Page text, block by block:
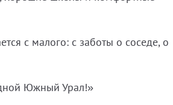
с малого: с заботы о соседе, о
Южный Урал!»